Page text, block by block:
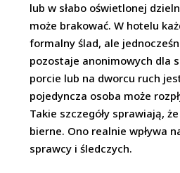
lub w słabo oświetlonej
może brakować. W hotelu
formalny ślad, ale
pozostaje anonimowych dla
porcie lub na dworcu ruch
pojedyncza osoba może
Takie szczegóły sprawiają,
bierne. Ono realnie wpływa
sprawcy i śledczych.